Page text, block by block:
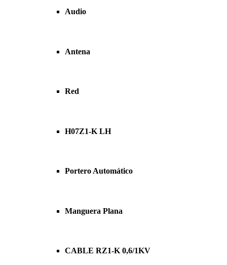
Audio
Antena
Red
H07Z1-K LH
Portero Automático
Manguera Plana
CABLE RZ1-K 0,6/1KV